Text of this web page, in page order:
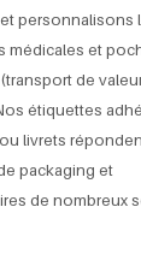
personnalisons
médicales et
de
étiquettes
livrets
packaging et
de nombreux